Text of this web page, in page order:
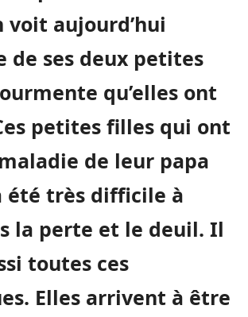
voit aujourd’hui
de ses deux petites
qu’elles ont
petites filles qui ont
de leur papa
été très difficile à
la perte et le deuil. Il
toutes ces
Elles arrivent à être